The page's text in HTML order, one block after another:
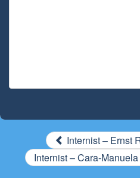
Internist – Ernst
Internist – Cara-